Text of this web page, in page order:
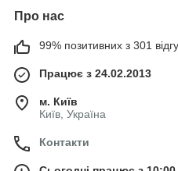
Про нас
99% позитивних з 301
Працює з 24.02.2013
м. Київ
Київ, Україна
Контакти